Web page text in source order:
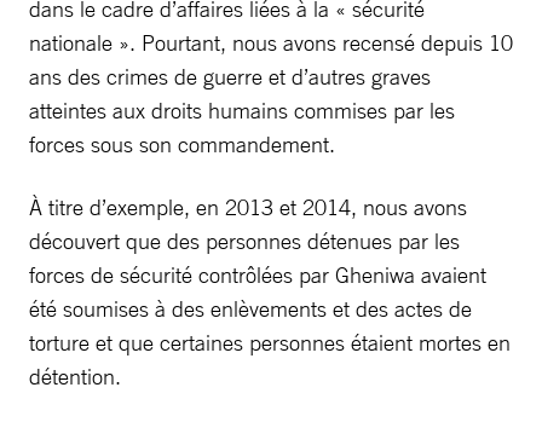
dans le cadre d’affaires liées à la « sécurité
nationale ». Pourtant, nous avons recensé depuis 10
ans des crimes de guerre et d’autres graves
atteintes aux droits humains commises par les
forces sous son commandement.
À titre d’exemple, en 2013 et 2014, nous avons
découvert que des personnes détenues par les
forces de sécurité contrôlées par Gheniwa avaient
été soumises à des enlèvements et des actes de
torture et que certaines personnes étaient mortes en
détention.